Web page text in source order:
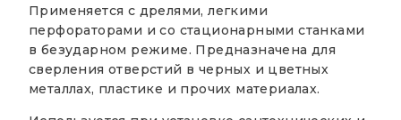
Применяется с дрелями, легкими
перфораторами и со стационарными станками
в безударном режиме. Предназначена для
сверления отверстий в черных и цветных
металлах, пластике и прочих материалах.